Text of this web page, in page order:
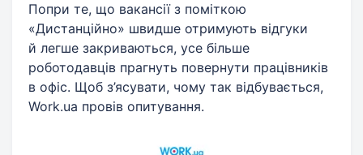
Попри те, що вакансії з поміткою
«Дистанційно» швидше отримують відгуки
й легше закриваються, усе більше
роботодавців прагнуть повернути працівників
в офіс. Щоб з’ясувати, чому так відбувається,
Work.ua провів опитування.